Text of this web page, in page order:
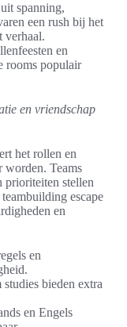
spanning,
een rush bij het
verhaal.
en
rooms populair
en vriendschap
het rollen en
worden. Teams
prioriteiten stellen
escape
en
en
bieden extra
en Engels